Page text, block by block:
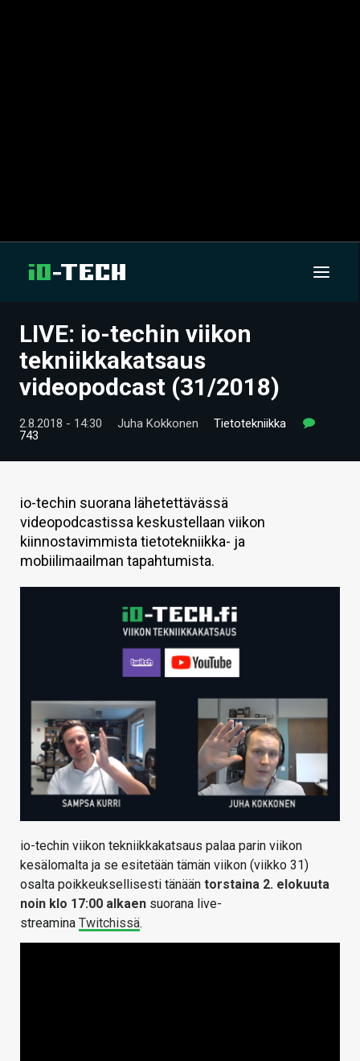
UUTISET
ARTIKKELIT
VIDEOT
HINTA.FI
KAUPPA
VAIHDA TEEMA
LIVE: io-techin viikon
tekniikkakatsaus
videopodcast (31/2018)
2.8.2018 - 14:30 Juha Kokkonen
Tietotekniikka
743
io-techin suorana lähetettävässä
videopodcastissa keskustellaan viikon
kiinnostavimmista tietotekniikka- ja
mobiilimaailman tapahtumista.
io-techin viikon tekniikkakatsaus palaa parin viikon
kesälomalta ja se esitetään tämän viikon (viikko 31)
osalta poikkeuksellisesti tänään torstaina 2. elokuuta
noin klo 17:00 alkaen suorana live-
streamina Twitchissä.